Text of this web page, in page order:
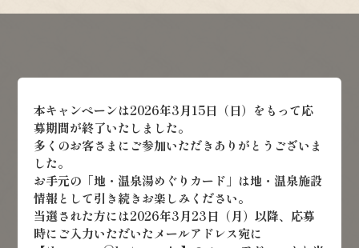
本キャンペーンは2026年3月15日（日）をもって応
募期間が終了いたしました。
多くのお客さまにご参加いただきありがとうございま
した。
お手元の「地・温泉湯めぐりカード」は地・温泉施設
情報として引き続きお楽しみください。
当選された方には2026年3月23日（月）以降、応募
時にご入力いただいたメールアドレス宛に